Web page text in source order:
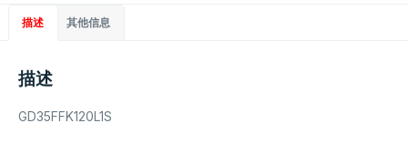
描述 其他信息
描述
GD35FFK120L1S